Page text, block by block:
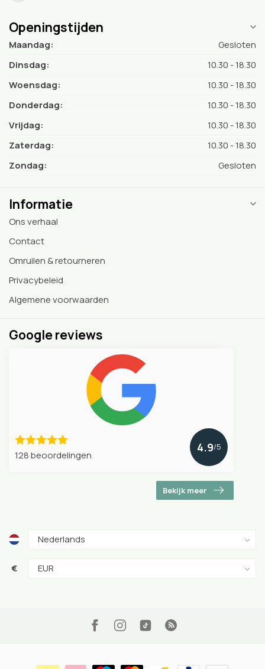
Openingstijden
Maandag:
Gesloten
Dinsdag:
10.30 - 18.30
Woensdag:
10.30 - 18.30
Donderdag:
10.30 - 18.30
Vrijdag:
10.30 - 18.30
Zaterdag:
10.30 - 18.30
Zondag:
Gesloten
Informatie
Ons verhaal
Contact
Omruilen & retourneren
Privacybeleid
Algemene voorwaarden
Google reviews
128 beoordelingen
4.9/5
Bekijk meer
€